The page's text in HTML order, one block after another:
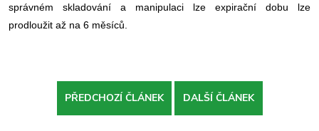
správném skladování a manipulaci lze expirační dobu lze
prodloužit až na 6 měsíců.
PŘEDCHOZÍ ČLÁNEK DALŠÍ ČLÁNEK